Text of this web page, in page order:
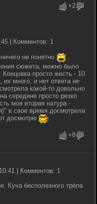
+2
| Комментов: 1
не понятно
.
сюжета, можно было
просто жесть - 10
их много, и нет ответа не
какой-то довольно
середине просто резко
моя вторая натура -
в свое время досмотрела
досмотрю
+8
| Комментов: 1
Куча бесполезного трёпа